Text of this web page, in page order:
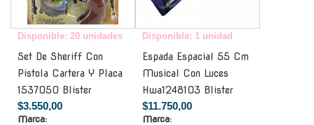
Disponible: 20 unidades
Set De Sheriff Con
Pistola Cartera Y Placa
1537050 Blister
$3.550,00
Marca:
Disponible: 1 unidad
Espada Espacial 55 Cm
Musical Con Luces
Hwa1248103 Blister
$11.750,00
Marca: